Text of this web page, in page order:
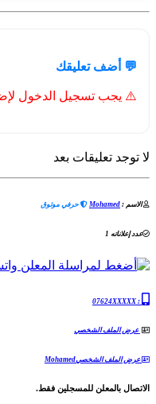
💬 أضف تعليقك
⚠️ يجب تسجيل الدخول
لا توجد تعليقات بعد
الاسم : Mohamed حرفي موثوق
عدد إعلاناته 1
:
07624XXXXX
عرض الملف الشخصي
عرض الملف الشخصيMohamed
الاتصال بالمعلن للمسجلين فقط.